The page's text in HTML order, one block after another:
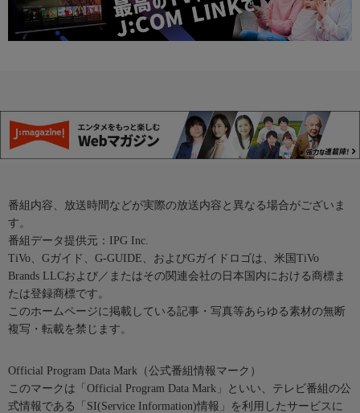
番組内容、放送時間などが実際の放送内容と異なる場合がございま
す。
番組データ提供元：IPG Inc.
TiVo、Gガイド、G-GUIDE、およびGガイドロゴは、米国TiVo
Brands LLCおよび／またはその関連会社の日本国内における商標ま
たは登録商標です。
このホームページに掲載している記事・写真等あらゆる素材の無断
複写・転載を禁じます。
Official Program Data Mark（公式番組情報マーク）
このマークは「Official Program Data Mark」といい、テレビ番組の公
式情報である「SI(Service Information)情報」を利用したサービスに